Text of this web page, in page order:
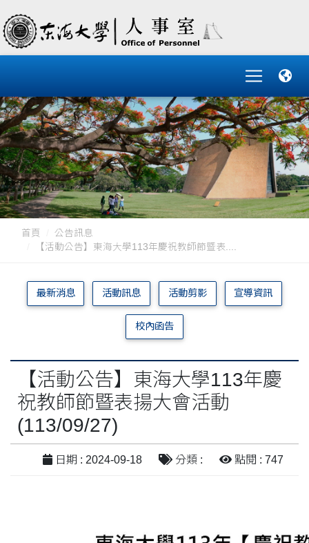
首頁
公告訊息
【活動公告】東海大學113年慶祝教師節暨表....
最新消息 活動訊息 活動剪影 宣導資訊
校內函告
【活動公告】東海大學113年慶
祝教師節暨表揚大會活動
(113/09/27)
日期 : 2024-09-18 分類 : 點閱 : 747